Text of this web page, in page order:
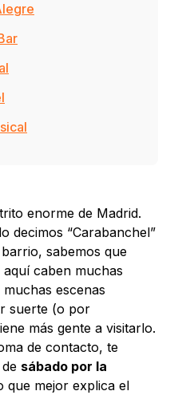
enorme de Madrid.
decimos “Carabanchel”
sabemos que
caben muchas
escenas
suerte (o por
más gente a visitarlo.
de contacto, te
sábado por la
que mejor explica el